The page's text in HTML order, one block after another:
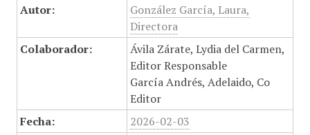
Autor:
González García, Laura,
Directora
Colaborador:
Ávila Zárate, Lydia del Carmen,
Editor Responsable
García Andrés, Adelaido, Co
Editor
Fecha:
2026-02-03